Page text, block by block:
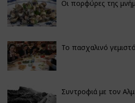
Οι πορφύρες της
Το πασχαλινό
Συντροφιά με τον